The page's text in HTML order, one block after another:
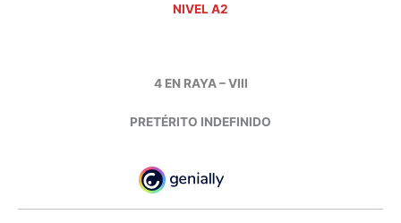
NIVEL A2
4 EN RAYA – VIII
PRETÉRITO INDEFINIDO